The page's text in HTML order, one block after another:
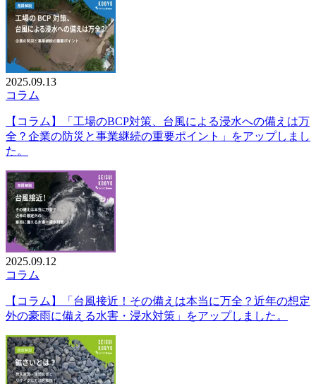
2025.09.13
コラム
【コラム】「工場のBCP対策、台風による浸水への備えは万
全？企業の防災と事業継続の重要ポイント」をアップしまし
た。
2025.09.12
コラム
【コラム】「台風接近！その備えは本当に万全？近年の想定
外の豪雨に備える水害・浸水対策」をアップしました。